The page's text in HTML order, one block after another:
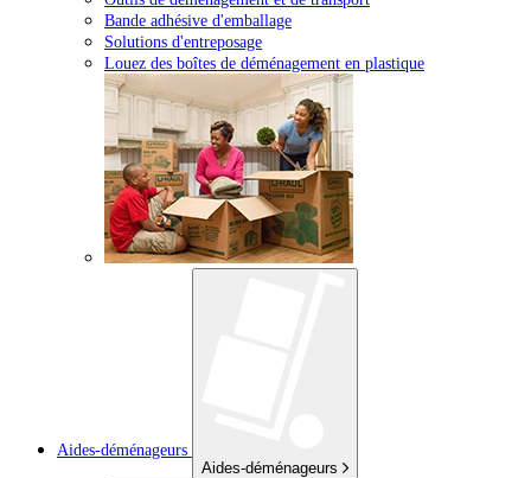
Bande adhésive d'emballage
Solutions d'entreposage
Louez des boîtes de déménagement en plastique
Aides-déménageurs
Aides-déménageurs